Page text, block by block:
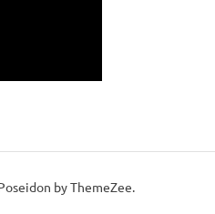
by ThemeZee.